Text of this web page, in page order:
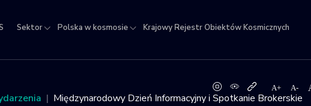
Sektor Polska w kosmosie Krajowy Rejestr Obiektów Kosmicznych
Międzynarodowy Dzień Informacyjny i Spotkanie Brokerskie